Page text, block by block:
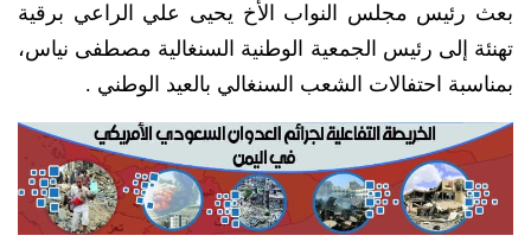
بعث رئيس مجلس النواب الأخ يحيى علي الراعي برقية
تهنئة إلى رئيس الجمعية الوطنية السنغالية مصطفى نياس،
بمناسبة احتفالات الشعب السنغالي بالعيد الوطني .